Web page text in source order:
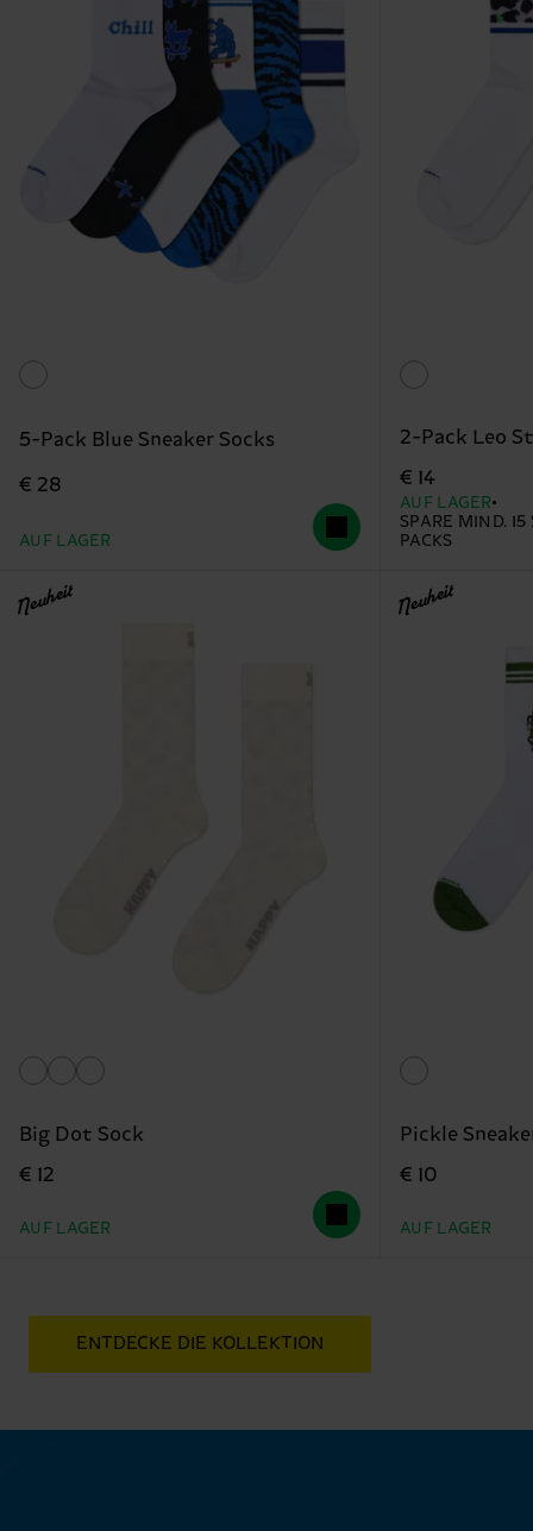
5-Pack Blue Sneaker Socks
€ 28
AUF LAGER
2-Pack Leo
€ 14
AUF LAGER
SPARE MIND. 15
PACKS
Neuheit
Big Dot Sock
€ 12
AUF LAGER
Neuheit
Pickle
€ 10
AUF LAGER
ENTDECKE DIE KOLLEKTION